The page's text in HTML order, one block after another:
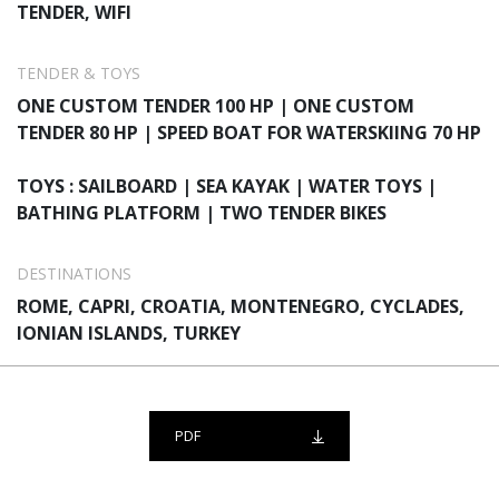
TENDER, WIFI
TENDER & TOYS
ONE CUSTOM TENDER 100 HP | ONE CUSTOM
TENDER 80 HP | SPEED BOAT FOR WATERSKIING 70 HP
TOYS : SAILBOARD | SEA KAYAK | WATER TOYS |
BATHING PLATFORM | TWO TENDER BIKES
DESTINATIONS
ROME, CAPRI, CROATIA, MONTENEGRO, CYCLADES,
IONIAN ISLANDS, TURKEY
PDF